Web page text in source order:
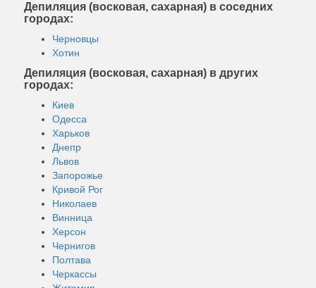
Депиляция (восковая, сахарная) в соседних
городах:
Черновцы
Хотин
Депиляция (восковая, сахарная) в других
городах:
Киев
Одесса
Харьков
Днепр
Львов
Запорожье
Кривой Рог
Николаев
Винница
Херсон
Чернигов
Полтава
Черкассы